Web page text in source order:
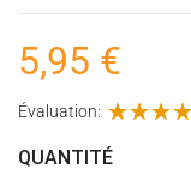
5,95 €
Évaluation:
QUANTITÉ